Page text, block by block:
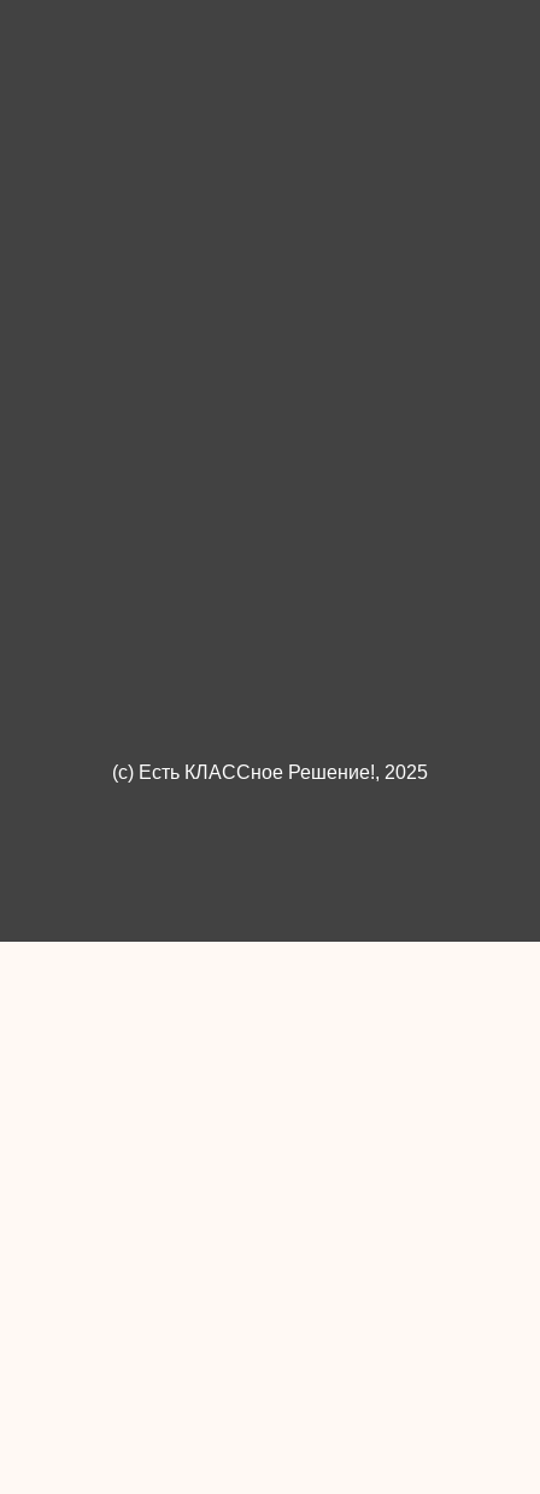
(c) Есть КЛАССное Решение!, 2025